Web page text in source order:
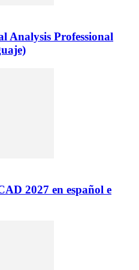
Analysis Professional
2027 en español e